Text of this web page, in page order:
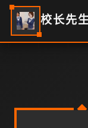
校长先